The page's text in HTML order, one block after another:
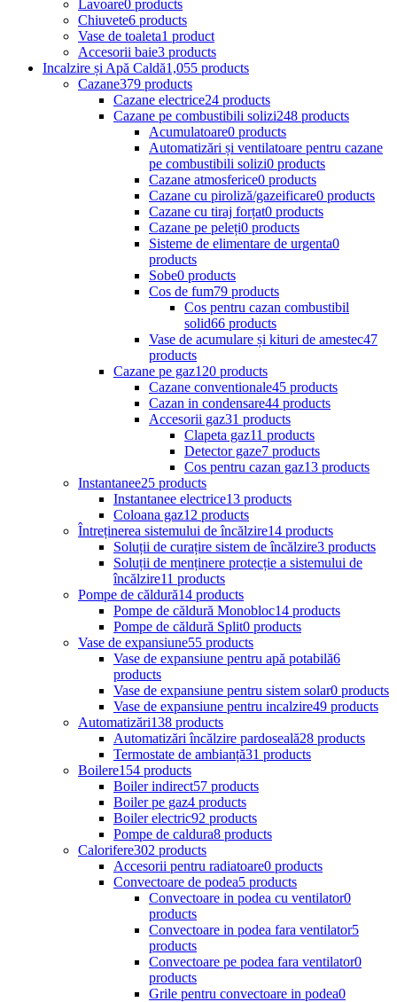
Lavoare0 products
Chiuvete6 products
Vase de toaleta1 product
Accesorii baie3 products
Incalzire și Apă Caldă1,055 products
Cazane379 products
Cazane electrice24 products
Cazane pe combustibili solizi248 products
Acumulatoare0 products
Automatizări și ventilatoare pentru cazane
pe combustibili solizi0 products
Cazane atmosferice0 products
Cazane cu piroliză/gazeificare0 products
Cazane cu tiraj forțat0 products
Cazane pe peleți0 products
Sisteme de elimentare de urgenta0
products
Sobe0 products
Cos de fum79 products
Cos pentru cazan combustibil
solid66 products
Vase de acumulare și kituri de amestec47
products
Cazane pe gaz120 products
Cazane conventionale45 products
Cazan in condensare44 products
Accesorii gaz31 products
Clapeta gaz11 products
Detector gaze7 products
Cos pentru cazan gaz13 products
Instantanee25 products
Instantanee electrice13 products
Coloana gaz12 products
Întreținerea sistemului de încălzire14 products
Soluții de curațire sistem de încălzire3 products
Soluții de menținere protecție a sistemului de
încălzire11 products
Pompe de căldură14 products
Pompe de căldură Monobloc14 products
Pompe de căldură Split0 products
Vase de expansiune55 products
Vase de expansiune pentru apă potabilă6
products
Vase de expansiune pentru sistem solar0 products
Vase de expansiune pentru incalzire49 products
Automatizări138 products
Automatizări încălzire pardoseală28 products
Termostate de ambianță31 products
Boilere154 products
Boiler indirect57 products
Boiler pe gaz4 products
Boiler electric92 products
Pompe de caldura8 products
Calorifere302 products
Accesorii pentru radiatoare0 products
Convectoare de podea5 products
Convectoare in podea cu ventilator0
products
Convectoare in podea fara ventilator5
products
Convectoare pe podea fara ventilator0
products
Grile pentru convectoare in podea0